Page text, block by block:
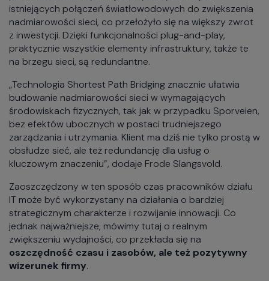
istniejących połączeń światłowodowych do zwiększenia
nadmiarowości sieci, co przełożyło się na większy zwrot
z inwestycji. Dzięki funkcjonalności plug-and-play,
praktycznie wszystkie elementy infrastruktury, także te
na brzegu sieci, są redundantne.
„Technologia Shortest Path Bridging znacznie ułatwia
budowanie nadmiarowości sieci w wymagających
środowiskach fizycznych, tak jak w przypadku Sporveien,
bez efektów ubocznych w postaci trudniejszego
zarządzania i utrzymania. Klient ma dziś nie tylko prostą w
obsłudze sieć, ale też redundancję dla usług o
kluczowym znaczeniu”, dodaje Frode Slangsvold.
Zaoszczędzony w ten sposób czas pracowników działu
IT może być wykorzystany na działania o bardziej
strategicznym charakterze i rozwijanie innowacji. Co
jednak najważniejsze, mówimy tutaj o realnym
zwiększeniu wydajności, co przekłada się na
oszczędność czasu i zasobów, ale też pozytywny
wizerunek firmy.